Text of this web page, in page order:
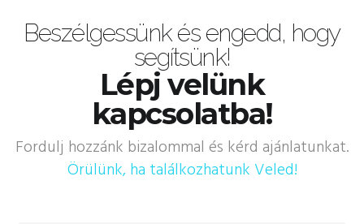
Beszélgessünk és engedd, hogy
segítsünk!
Lépj velünk
kapcsolatba!
Fordulj hozzánk bizalommal és kérd ajánlatunkat.
Örülünk, ha találkozhatunk Veled!